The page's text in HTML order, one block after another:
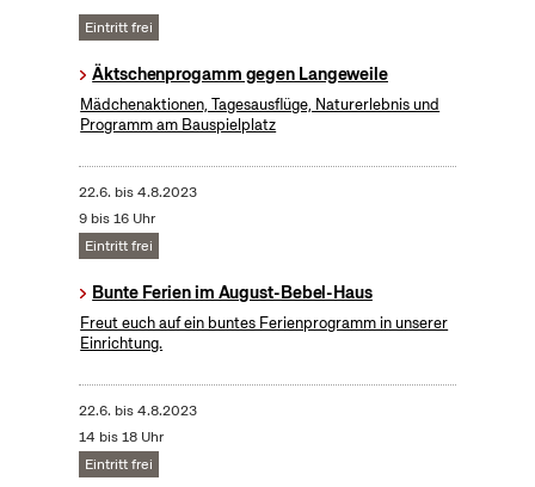
Eintritt frei
Äktschenprogamm gegen Langeweile
Mädchenaktionen, Tagesausflüge, Naturerlebnis und
Programm am Bauspielplatz
22.6. bis4.8.2023
9 bis 16 Uhr
Eintritt frei
Bunte Ferien im August-Bebel-Haus
Freut euch auf ein buntes Ferienprogramm in unserer
Einrichtung.
22.6. bis4.8.2023
14 bis 18 Uhr
Eintritt frei